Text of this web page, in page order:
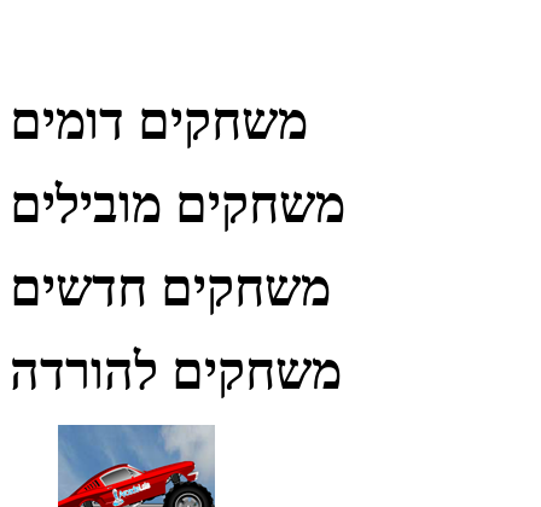
משחקים דומים
משחקים מובילים
משחקים חדשים
משחקים להורדה